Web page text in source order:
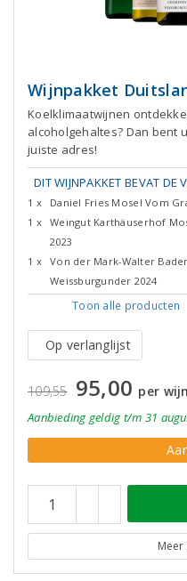
Wijnpakket
Koelklimaatwijnen
alcoholgehaltes? Dan bent
juiste adres!
DIT WIJNPAKKET BEVAT DE
1 x
Daniel Fries Mosel Vom
1 x
Weingut Karthäuserhof
2023
1 x
Von der Mark-Walter
Weissburgunder 2024
Toon alle producten
Op verlanglijst
109,55 95,00 per
Aanbieding geldig t/m 31